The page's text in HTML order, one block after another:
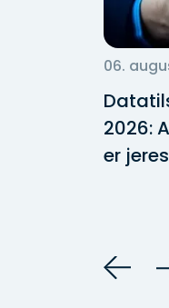
06.
2026:
er